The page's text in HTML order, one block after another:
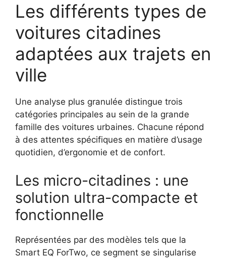
Les différents types de
voitures citadines
adaptées aux trajets en
ville
Une analyse plus granulée distingue trois
catégories principales au sein de la grande
famille des voitures urbaines. Chacune répond
à des attentes spécifiques en matière d’usage
quotidien, d’ergonomie et de confort.
Les micro-citadines : une
solution ultra-compacte et
fonctionnelle
Représentées par des modèles tels que la
Smart EQ ForTwo, ce segment se singularise